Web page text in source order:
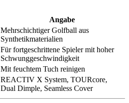
Angabe
Mehrschichtiger Golfball aus
Synthetikmaterialien
Für fortgeschrittene Spieler mit hoher
Schwunggeschwindigkeit
Mit feuchtem Tuch reinigen
REACTIV X System, TOURcore,
Dual Dimple, Seamless Cover